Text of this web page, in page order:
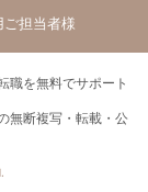
ご担当者様
職を無料でサポート
無断複写・転載・公